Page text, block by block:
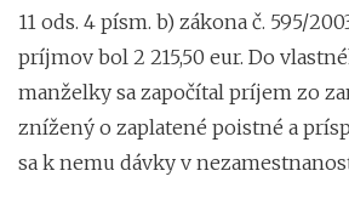
11 ods. 4 písm. b) zákona č. 595/
príjmov bol 2 215,50 eur. Do
manželky sa započítal príjem zo
znížený o zaplatené poistné a
sa k nemu dávky v